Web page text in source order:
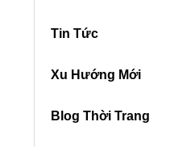
Tin Tức
Xu Hướng Mới
Blog Thời Trang